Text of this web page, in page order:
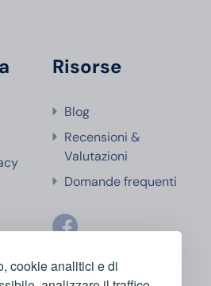
cookie analitici e di
Risorse
Blog
Recensioni &
Valutazioni
Domande frequenti